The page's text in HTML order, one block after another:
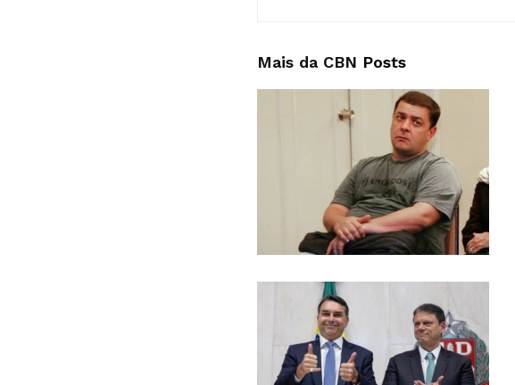
Mais da CBN Posts